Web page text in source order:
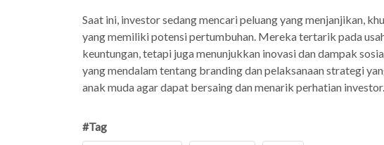
Saat ini, investor sedang mencari peluang yang menjanjikan,
yang memiliki potensi pertumbuhan. Mereka tertarik pada
keuntungan, tetapi juga menunjukkan inovasi dan dampak
yang mendalam tentang branding dan pelaksanaan strategi
anak muda agar dapat bersaing dan menarik perhatian investor.
#Tag